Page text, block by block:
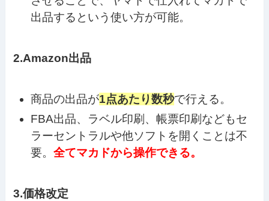
出品するという使い方が可能。
2.Amazon出品
商品の出品が1点あたり数秒で行える。
FBA出品、ラベル印刷、帳票印刷などもセ
ラーセントラルや他ソフトを開くことは不
要。 全てマカドから操作できる。
3.価格改定